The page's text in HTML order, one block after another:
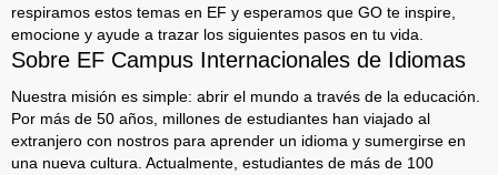
respiramos estos temas en EF y esperamos que GO te inspire,
emocione y ayude a trazar los siguientes pasos en tu vida.
Sobre EF Campus Internacionales de Idiomas
Nuestra misión es simple: abrir el mundo a través de la educación.
Por más de 50 años, millones de estudiantes han viajado al
extranjero con nostros para aprender un idioma y sumergirse en
una nueva cultura. Actualmente, estudiantes de más de 100